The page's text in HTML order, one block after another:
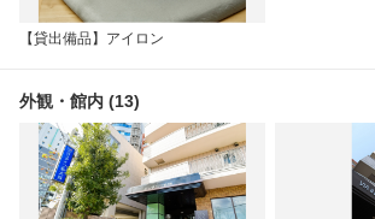
【貸出備品】アイロン
外観・館内 (13)